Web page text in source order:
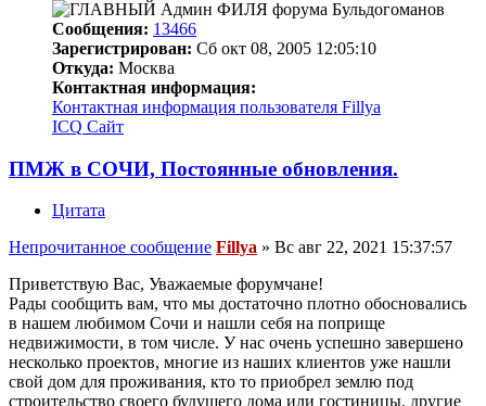
Сообщения: 13466
Зарегистрирован: Сб окт 08, 2005 12:05:10
Откуда: Москва
Контактная информация:
Контактная информация пользователя Fillya
ICQ Сайт
ПМЖ в СОЧИ, Постоянные обновления.
Цитата
Непрочитанное сообщение Fillya » Вс авг 22, 2021 15:37:57
Приветствую Вас, Уважаемые форумчане!
Рады сообщить вам, что мы достаточно плотно обосновались
в нашем любимом Сочи и нашли себя на поприще
недвижимости, в том числе. У нас очень успешно завершено
несколько проектов, многие из наших клиентов уже нашли
свой дом для проживания, кто то приобрел землю под
строительство своего будущего дома или гостиницы, другие